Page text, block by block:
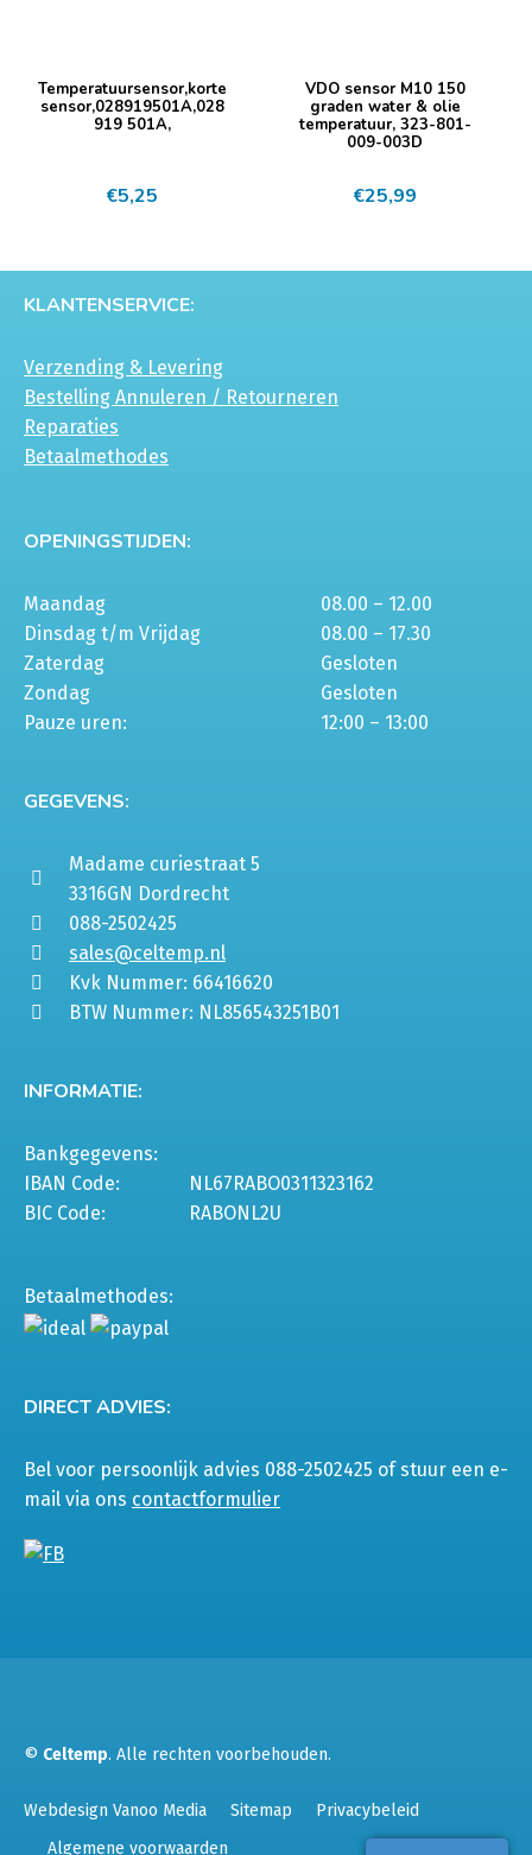
Temperatuursensor,korte
sensor,028919501A,028
919 501A,
€5,25
VDO sensor M10 150
graden water & olie
temperatuur, 323-801-
009-003D
€25,99
KLANTENSERVICE:
Verzending & Levering
Bestelling Annuleren / Retourneren
Reparaties
Betaalmethodes
OPENINGSTIJDEN:
Maandag
08.00 – 12.00
Dinsdag t/m Vrijdag
08.00 – 17.30
Zaterdag
Gesloten
Zondag
Gesloten
Pauze uren:
12:00 – 13:00
GEGEVENS:
Madame curiestraat 5
3316GN Dordrecht
088-2502425
sales@celtemp.nl
Kvk Nummer: 66416620
BTW Nummer: NL856543251B01
INFORMATIE:
Bankgegevens:
IBAN Code:
NL67RABO0311323162
BIC Code:
RABONL2U
Betaalmethodes:
DIRECT ADVIES:
Bel voor persoonlijk advies 088-2502425 of stuur een e-
mail via ons contactformulier
© Celtemp. Alle rechten voorbehouden.
Webdesign Vanoo Media Sitemap
Privacybeleid
Algemene voorwaarden